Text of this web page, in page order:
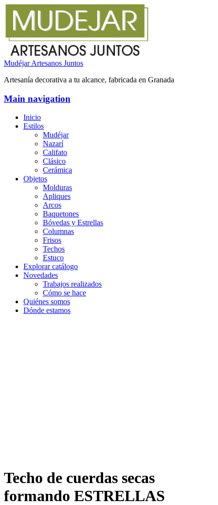
Mudéjar Artesanos Juntos
Artesanía decorativa a tu alcance, fabricada en Granada
Main navigation
Inicio
Estilos
Mudéjar
Nazarí
Califato
Clásico
Cerámica
Objetos
Molduras
Apliques
Arcos
Baquetones
Bóvedas y Estrellas
Columnas
Frisos
Techos
Estuco
Explorar catálogo
Novedades
Trabajos realizados
Cómo se hace
Quiénes somos
Dónde estamos
Techo de cuerdas secas
formando ESTRELLAS